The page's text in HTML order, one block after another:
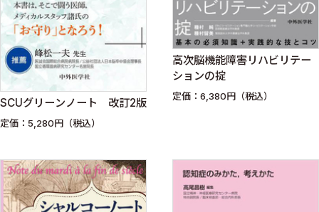
SCUグリーンノート 改訂2版
定価：5,280円（税込）
高次脳機能障害リハビリテー
ションの掟
定価：6,380円（税込）